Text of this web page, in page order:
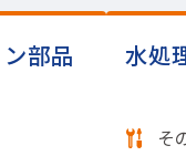
部品
水処
そ